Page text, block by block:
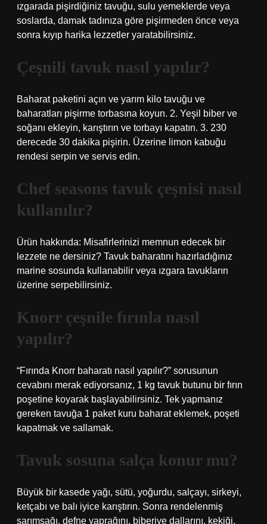
ızgarada pişirdiğiniz tavuğu, sulu yemeklerde veya
soslarda, damak tadınıza göre pişirmeden önce veya
sonra kıyıp harika lezzetler yaratabilirsiniz.
Çeşnili tavuk nasıl yapılır?
Baharat paketini açın ve yarım kilo tavuğu ve
baharatları pişirme torbasına koyun. 2. Yeşil biber ve
soğanı ekleyin, karıştırın ve torbayı kapatın. 3. 230
derecede 30 dakika pişirin. Üzerine limon kabuğu
rendesi serpin ve servis edin.
Chef seasons tavuk çeşnisi nasıl
kullanılır?
Ürün hakkında: Misafirlerinizi memnun edecek bir
lezzete ne dersiniz? Tavuk baharatını hazırladığınız
marine sosunda kullanabilir veya ızgara tavukların
üzerine serpebilirsiniz.
Knorr çeşnile fırınla nasıl
yapılır?
“Fırında Knorr baharatı nasıl yapılır?” sorusunun
cevabını merak ediyorsanız, 1 kg tavuk butunu bir fırın
poşetine koyarak başlayabilirsiniz. Tek yapmanız
gereken tavuğa 1 paket kuru baharat eklemek, poşeti
kapatmak ve sallamak.
Tavuk sosuna salça konur mu?
Büyük bir kasede yağı, sütü, yoğurdu, salçayı, sirkeyi,
ketçabı ve balı iyice karıştırın. Sonra rendelenmiş
sarımsağı, defne yaprağını, biberiye dallarını, kekiği,